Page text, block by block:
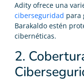
Adity ofrece una
ciberseguridad para
Barakaldo estén
cibernéticas.
2.